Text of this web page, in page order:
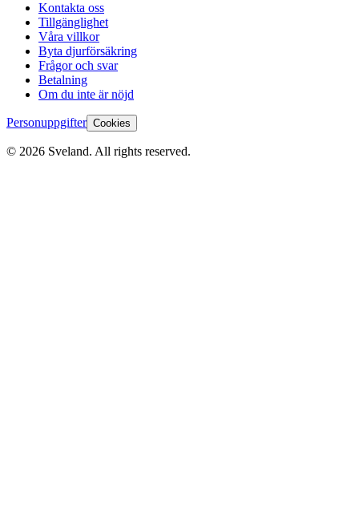
Kontakta oss
Tillgänglighet
Våra villkor
Byta djurförsäkring
Frågor och svar
Betalning
Om du inte är nöjd
Personuppgifter Cookies
© 2026 Sveland. All rights reserved.